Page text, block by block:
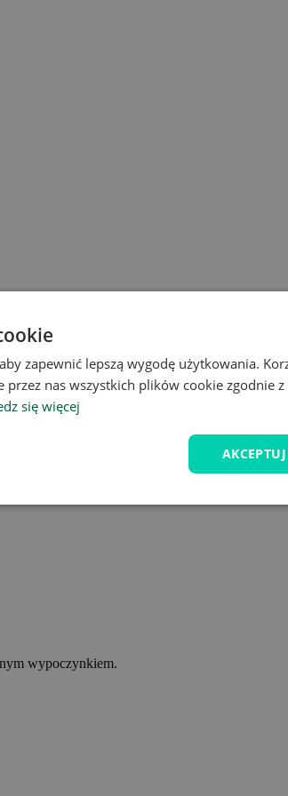
wypoczynkiem.
zapewnić lepszą wygodę użytkowania.
przez nas wszystkich plików cookie zgodnie
się więcej